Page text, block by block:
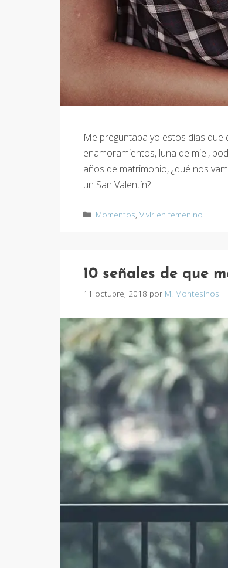
Me preguntaba yo estos días
enamoramientos, luna de miel,
años de matrimonio, ¿qué nos
un San Valentín?
Categorías
Momentos,Vivir en femenino
10 señales de que
11 octubre, 2018 por M. Montesinos